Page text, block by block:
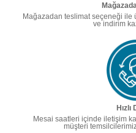
Mağazadan teslimat seçeneği ile
ve indirim
Hızlı
Mesai saatleri içinde iletişim
müşteri